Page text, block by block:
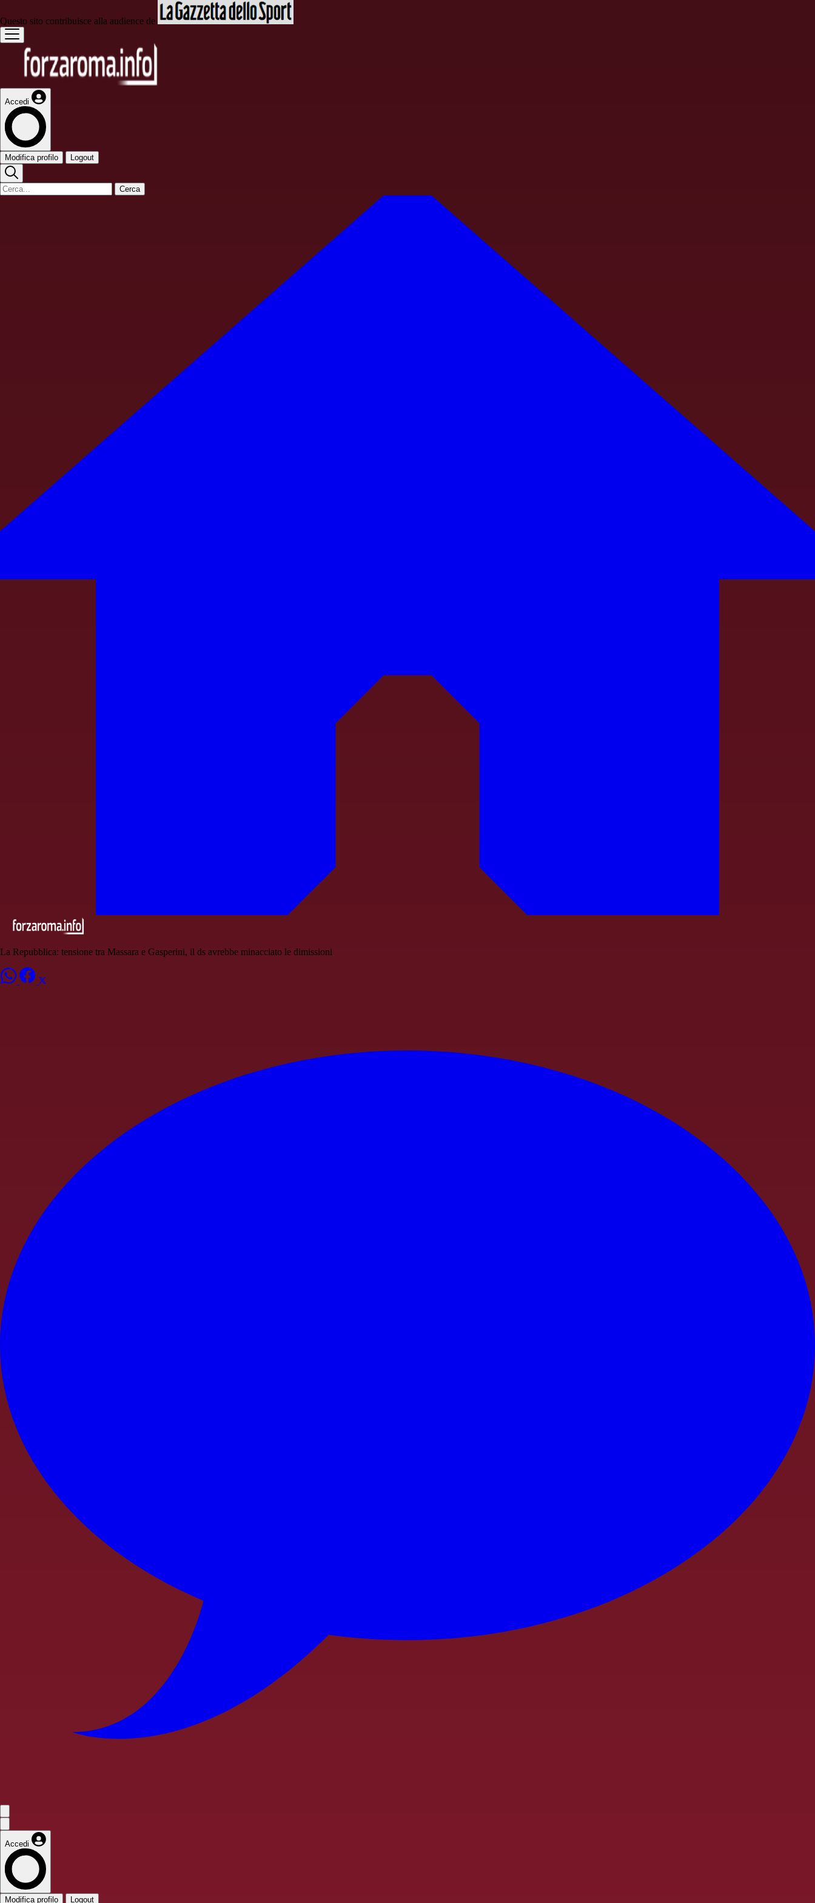
Questo sito contribuisce alla audience de
Accedi
Modifica profilo Logout
Cerca
La Repubblica: tensione tra Massara e Gasperini, il ds avrebbe minacciato le dimissioni
Accedi
Modifica profilo Logout